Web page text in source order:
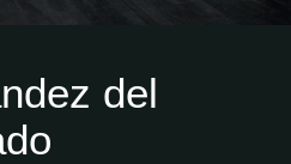
del